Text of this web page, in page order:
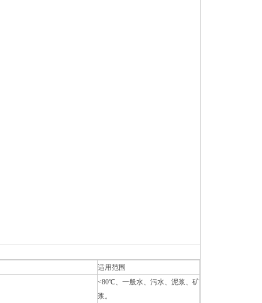
适用范围
<80℃、一般水、污水、泥浆、矿
浆。